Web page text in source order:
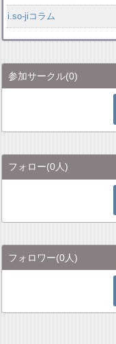
i.so-jiコラム
参加サークル(0)
フォロー(0人)
フォロワー(0人)